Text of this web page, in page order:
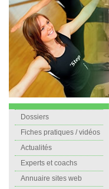
Dossiers
Fiches pratiques / vidéos
Actualités
Experts et coachs
Annuaire sites web